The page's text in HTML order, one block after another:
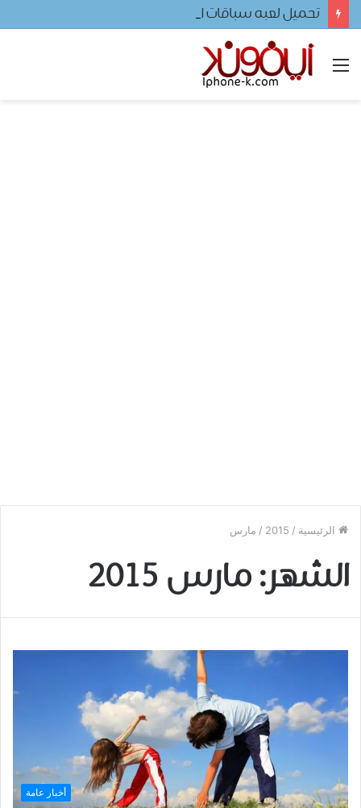
تحميل لعبه سباقات السيارات
القائمة
الرئيسية /
2015
/ مارس
الشهر:مارس 2015
أخبار عامة